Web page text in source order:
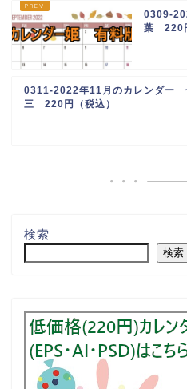
0309-
葉 220
0311-2022年11月のカレンダー
三 220円（税込）
検索
検索